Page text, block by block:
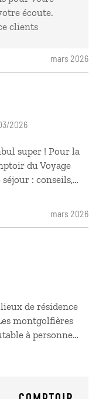
mars 2026
écoute.
clients
super ! Pour la
du Voyage
: conseils,
Nous avons
bout, du conseil au
sommes
et que nous
mars 2026
2026
de résidence
montgolfières
à personne
visites était très
paysages et le